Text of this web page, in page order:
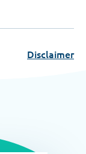
Disclaimer